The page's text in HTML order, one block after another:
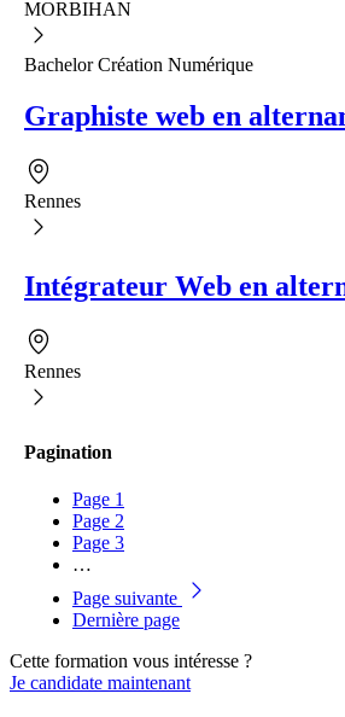
MORBIHAN
Bachelor Création Numérique
Graphiste web en
Rennes
Intégrateur Web en
Rennes
Pagination
Page 1
Page 2
Page 3
…
Page suivante
Dernière page
Cette formation vous intéresse ?
Je candidate maintenant